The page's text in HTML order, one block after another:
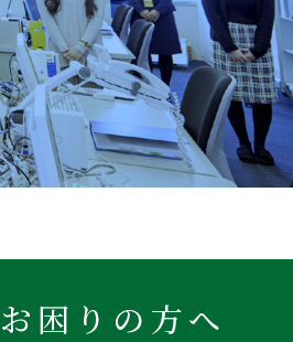
困りの方へ